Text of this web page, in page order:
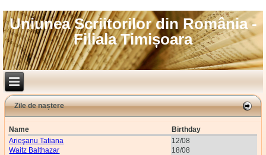
Uniunea Scriitorilor din România -
Filiala Timișoara
Zile de naștere
Name
Birthday
Arieşanu Tatiana
12/08
Waitz Balthazar
18/08